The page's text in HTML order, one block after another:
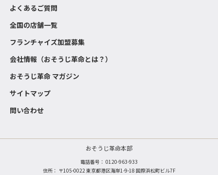
よくあるご質問
全国の店舗一覧
フランチャイズ加盟募集
会社情報（おそうじ革命とは？）
おそうじ革命 マガジン
サイトマップ
問い合わせ
おそうじ革命本部
電話番号： 0120-963-933
住所： 〒105-0022 東京都港区海岸1-9-18 国際浜松町ビル7F